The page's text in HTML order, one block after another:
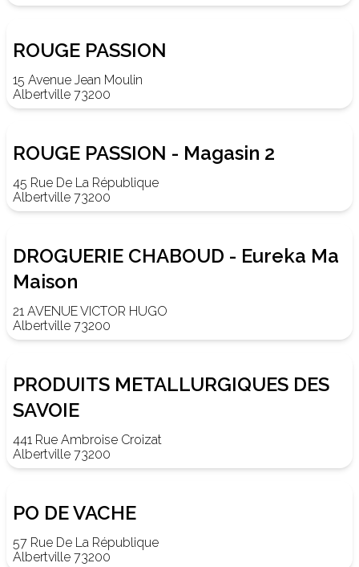
ROUGE PASSION
15 Avenue Jean Moulin
Albertville 73200
ROUGE PASSION - Magasin 2
45 Rue De La République
Albertville 73200
DROGUERIE CHABOUD - Eureka Ma
Maison
21 AVENUE VICTOR HUGO
Albertville 73200
PRODUITS METALLURGIQUES DES
SAVOIE
441 Rue Ambroise Croizat
Albertville 73200
PO DE VACHE
57 Rue De La République
Albertville 73200